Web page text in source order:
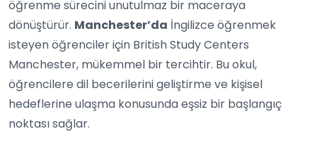
öğrenme sürecini unutulmaz bir maceraya
dönüştürür. Manchester’da İngilizce öğrenmek
isteyen öğrenciler için British Study Centers
Manchester, mükemmel bir tercihtir. Bu okul,
öğrencilere dil becerilerini geliştirme ve kişisel
hedeflerine ulaşma konusunda eşsiz bir başlangıç
noktası sağlar.